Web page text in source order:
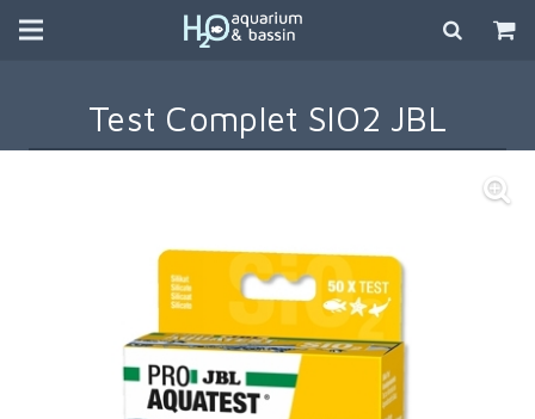
Test Complet SIO2 JBL